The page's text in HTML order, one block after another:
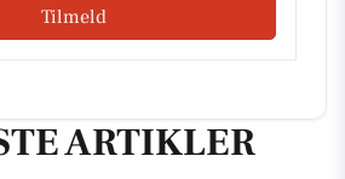
Tilmeld
ARTIKLER